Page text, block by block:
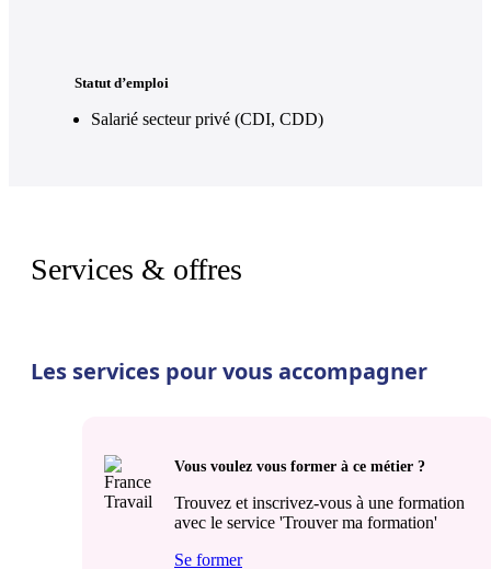
Statut d’emploi
Salarié secteur privé (CDI, CDD)
Services & offres
Les services pour vous accompagner
Vous voulez vous former à ce métier ?
Trouvez et inscrivez-vous à une formation
avec le service 'Trouver ma formation'
Se former